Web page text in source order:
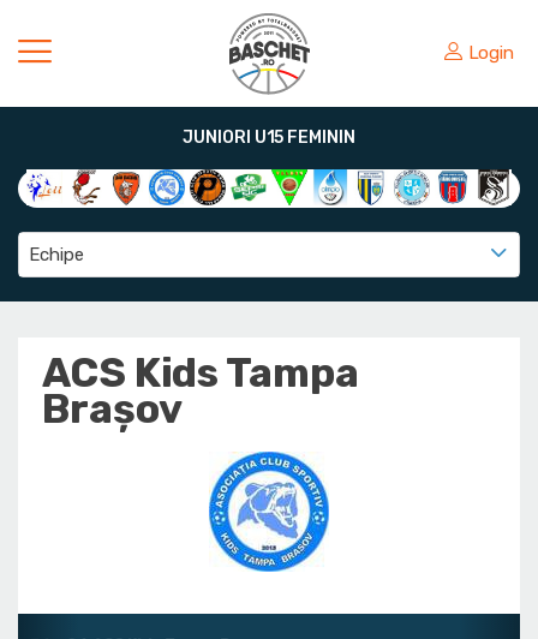
Login
JUNIORI U15 FEMININ
Echipe
ACS Kids Tampa
Brașov